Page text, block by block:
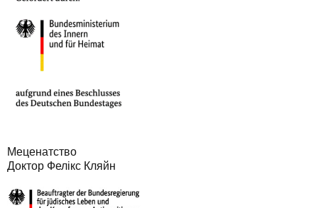
Меценатство
Доктор Фелікс Кляйн